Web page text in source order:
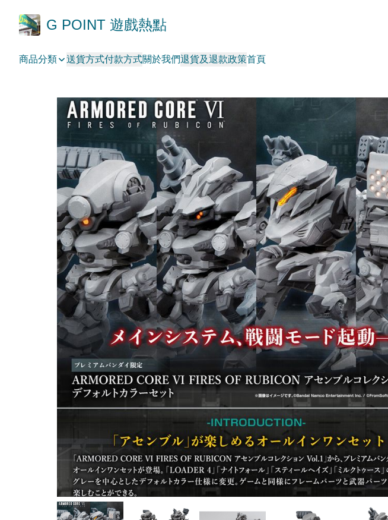
G POINT 遊戲熱點
商品分類 送貨方式付款方式關於我們退貨及退款政策首頁